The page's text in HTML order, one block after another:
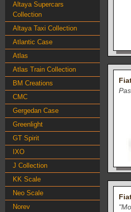
Altaya Supercars
Collection
Altaya Taxi Collection
Atlantic Case
Atlas
Atlas Train Collection
BM Creations
CMC
Gergedan Case
Greenlight
GT Spirit
IXO
J Collection
KK Scale
Neo Scale
Norev